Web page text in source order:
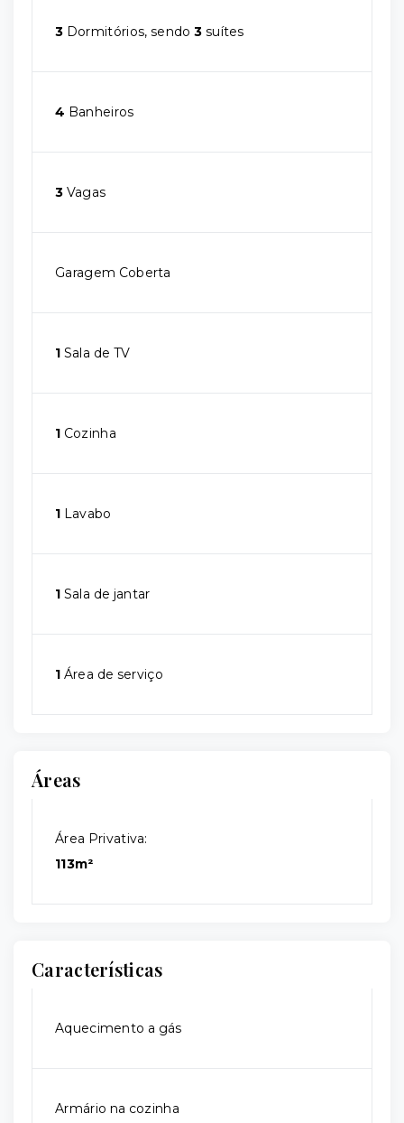
3 Dormitórios, sendo3 suítes
4 Banheiros
3 Vagas
Garagem Coberta
1 Sala de TV
1 Cozinha
1 Lavabo
1 Sala de jantar
1 Área de serviço
Áreas
Área Privativa:
113m²
Características
Aquecimento a gás
Armário na cozinha